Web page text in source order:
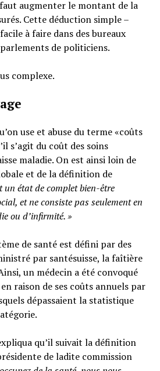
augmenter le montant de la
Cette déduction simple –
à faire dans des bureaux
de politiciens.
complexe.
use et abuse du terme «coûts
s’agit du coût des soins
maladie. On est ainsi loin de
et de la définition de
un état de complet bien-être
et ne consiste pas seulement en
ou d’infirmité.»
de santé est défini par des
par santésuisse, la faîtière
un médecin a été convoqué
raison de ses coûts annuels par
dépassaient la statistique
qu’il suivait la définition
de ladite commission